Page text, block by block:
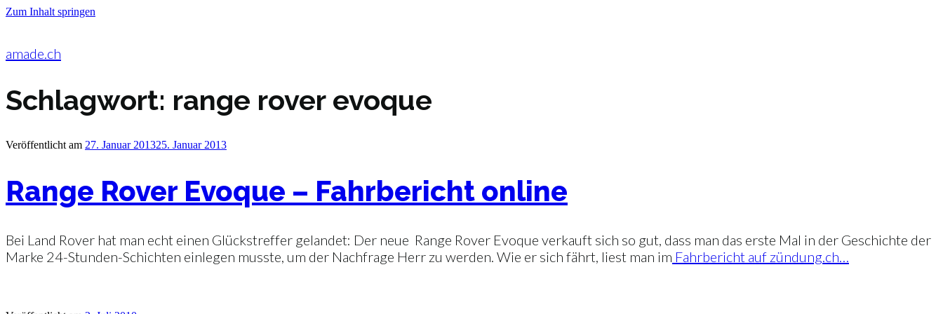
Zum Inhalt springen
amade.ch
Schlagwort: range rover evoque
Veröffentlicht am 27. Januar 201325. Januar 2013
Range Rover Evoque – Fahrbericht online
Bei Land Rover hat man echt einen Glückstreffer gelandet: Der neue Range Rover Evoque verkauft sich so gut, dass man das erste Mal in der Geschichte der
Marke 24-Stunden-Schichten einlegen musste, um der Nachfrage Herr zu werden. Wie er sich fährt, liest man im Fahrbericht auf zündung.ch…